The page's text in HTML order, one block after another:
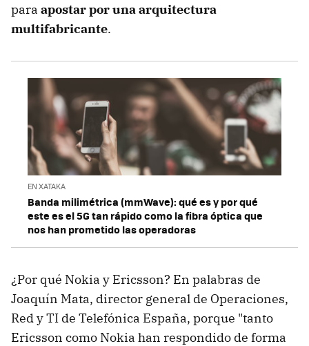
para apostar por una arquitectura
multifabricante.
EN XATAKA
Banda milimétrica (mmWave): qué es y por qué
este es el 5G tan rápido como la fibra óptica que
nos han prometido las operadoras
¿Por qué Nokia y Ericsson? En palabras de
Joaquín Mata, director general de Operaciones,
Red y TI de Telefónica España, porque "tanto
Ericsson como Nokia han respondido de forma